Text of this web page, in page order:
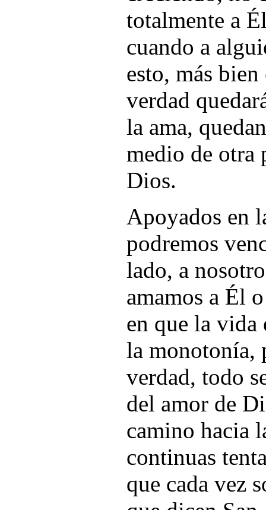
totalmente a
cuando a
esto, más
verdad
la ama,
medio de otra
Dios.
Apoyados en
podremos
lado, a
amamos a Él
en que la vida
la monotonía,
verdad, todo
del amor de
camino hacia
continuas
que cada vez